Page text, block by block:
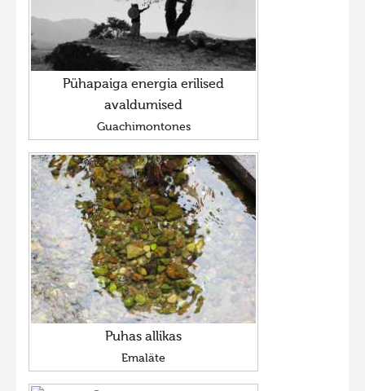
Pühapaiga energia erilised
avaldumised
Guachimontones
Puhas allikas
Emaläte